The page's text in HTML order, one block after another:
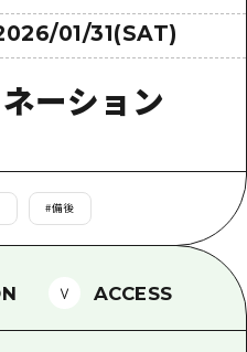
況のお知らせ
・配送サービス
FREE Wi-Fi
外国人旅行者向け情報一
ガイド
者の皆さま
01/31(SAT)
ーション
#備後
ACCESS